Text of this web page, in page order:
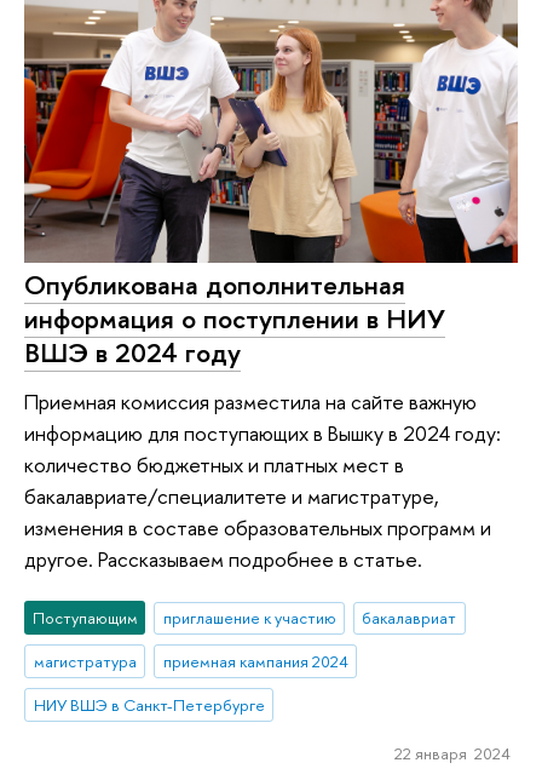
Опубликована дополнительная
информация о поступлении в НИУ
ВШЭ в 2024 году
Приемная комиссия разместила на сайте важную
информацию для поступающих в Вышку в 2024 году:
количество бюджетных и платных мест в
бакалавриате/специалитете и магистратуре,
изменения в составе образовательных программ и
другое. Рассказываем подробнее в статье.
Поступающим приглашение к участию
бакалавриат
магистратура
приемная кампания 2024
НИУ ВШЭ в Санкт-Петербурге
22 января 2024